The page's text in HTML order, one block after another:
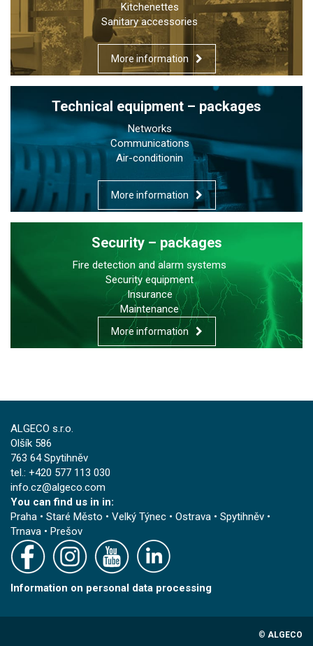
Kitchenettes
Sanitary accessories
More information
Technical equipment – packages
Networks
Communications
Air-conditionin
More information
Security – packages
Fire detection and alarm systems
Security equipment
Insurance
Maintenance
More information
ALGECO s.r.o.
Olšík 586
763 64 Spytihněv
tel.: +420 577 113 030
info.cz@algeco.com
You can find us in in:
Praha • Staré Město • Velký Týnec • Ostrava • Spytihněv •
Trnava • Prešov
Information on personal data processing
© ALGECO